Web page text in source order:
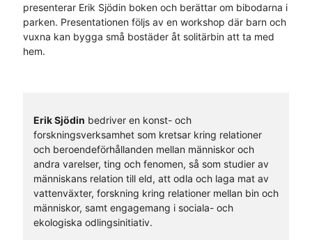
presenterar Erik Sjödin boken och berättar om bibodarna i
parken. Presentationen följs av en workshop där barn och
vuxna kan bygga små bostäder åt solitärbin att ta med
hem.
Erik Sjödin bedriver en konst- och
forskningsverksamhet som kretsar kring relationer
och beroendeförhållanden mellan människor och
andra varelser, ting och fenomen, så som studier av
människans relation till eld, att odla och laga mat av
vattenväxter, forskning kring relationer mellan bin och
människor, samt engagemang i sociala- och
ekologiska odlingsinitiativ.